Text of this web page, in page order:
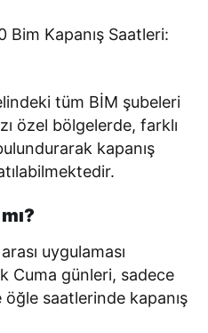
Bim Kapanış Saatleri:
tüm BİM şubeleri
özel bölgelerde, farklı
kapanış
uygulaması
Cuma günleri, sadece
öğle saatlerinde kapanış